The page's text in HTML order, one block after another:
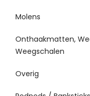
Molens
Onthaakmatten,
Weegschalen
Overig